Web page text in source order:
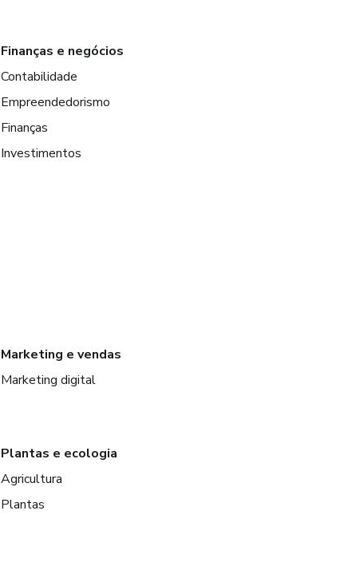
Finanças e negócios
Contabilidade
Empreendedorismo
Finanças
Investimentos
Marketing e vendas
Marketing digital
Plantas e ecologia
Agricultura
Plantas